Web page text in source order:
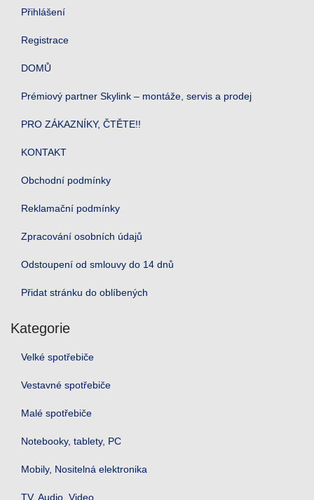
Přihlášení
Registrace
DOMŮ
Prémiový partner Skylink – montáže, servis a prodej
PRO ZÁKAZNÍKY, ČTĚTE!!
KONTAKT
Obchodní podmínky
Reklamační podmínky
Zpracování osobních údajů
Odstoupení od smlouvy do 14 dnů
Přidat stránku do oblíbených
Kategorie
Velké spotřebiče
Vestavné spotřebiče
Malé spotřebiče
Notebooky, tablety, PC
Mobily, Nositelná elektronika
TV, Audio, Video